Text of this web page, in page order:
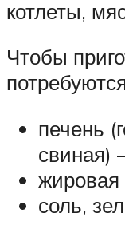
котлеты,
Чтобы
печень
свиная)
жировая
соль,